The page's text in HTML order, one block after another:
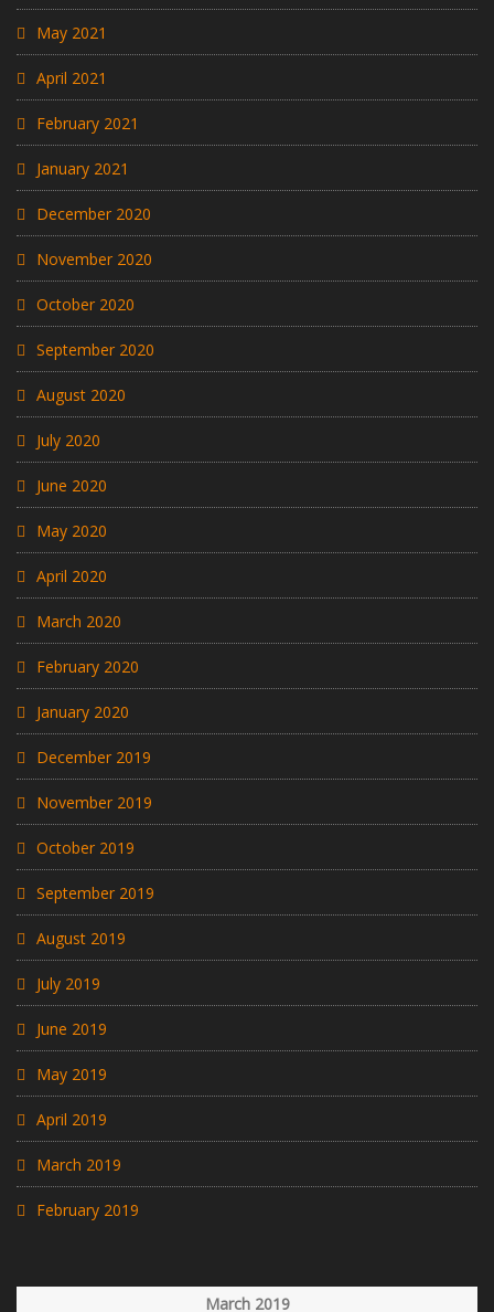
May 2021
April 2021
February 2021
January 2021
December 2020
November 2020
October 2020
September 2020
August 2020
July 2020
June 2020
May 2020
April 2020
March 2020
February 2020
January 2020
December 2019
November 2019
October 2019
September 2019
August 2019
July 2019
June 2019
May 2019
April 2019
March 2019
February 2019
March 2019